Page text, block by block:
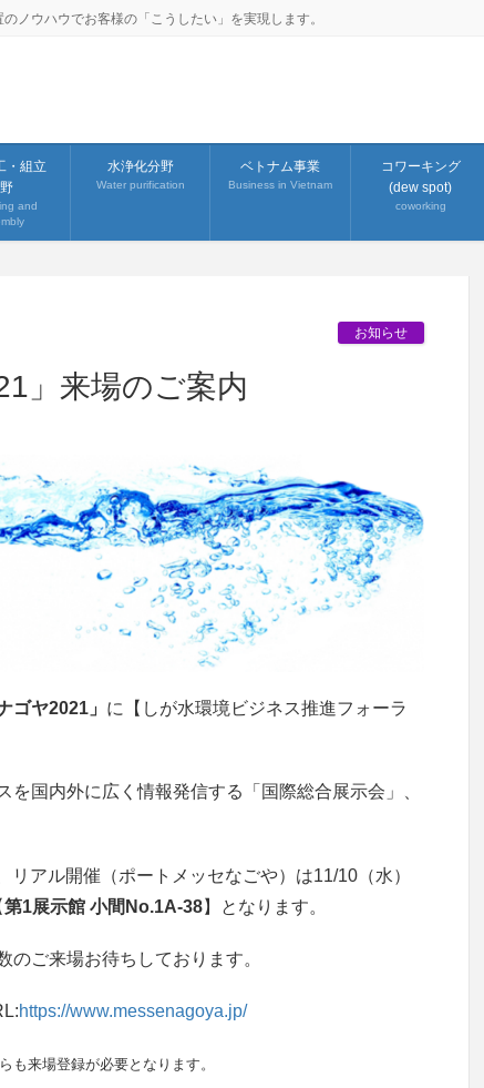
ノウハウでお客様の「こうしたい」を実現します。
・組立
and
水浄化分野
Water purification
ベトナム事業
Business in Vietnam
コワーキング
(dew spot)
coworking
お知らせ
」来場のご案内
ゴヤ2021」 に【しが水環境ビジネス推進フォーラ
国内外に広く情報発信する「国際総合展示会」、
アル開催（ポートメッセなごや）は11/10（水）
第1展示館 小間No.1A-38】となります。
ご来場お待ちしております。
https://www.messenagoya.jp/
来場登録が必要となります。